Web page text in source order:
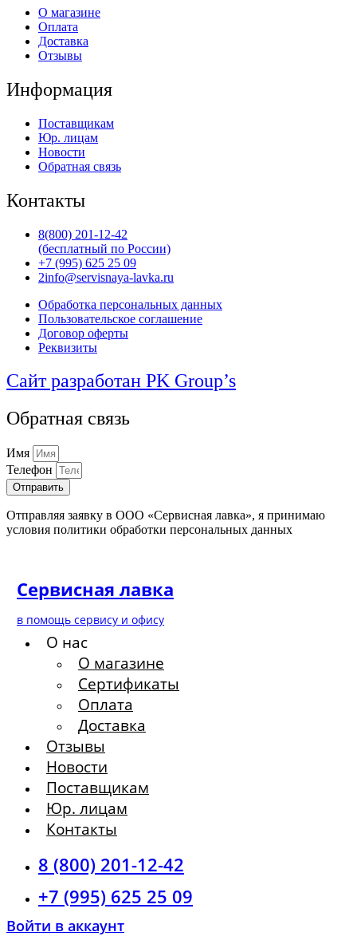
OriginalО магазине
Оплата
Доставка
Отзывы
Информация
Поставщикам
Юр. лицам
Новости
Обратная связь
Контакты
8(800) 201-12-42
(бесплатный по России)
+7 (995) 625 25 09
2info@servisnaya-lavka.ru
Обработка персональных данных
Пользовательское соглашение
Договор оферты
Реквизиты
Сайт разработан PK Group’s
Обратная связь
Имя
Телефон
Отправить
Отправляя заявку в ООО «Сервисная лавка», я принимаю
условия политики обработки персональных данных
Сервисная лавка
в помощь сервису и офису
О нас
О магазине
Сертификаты
Оплата
Доставка
Отзывы
Новости
Поставщикам
Юр. лицам
Контакты
8 (800) 201-12-42
+7 (995) 625 25 09
Войти в аккаунт